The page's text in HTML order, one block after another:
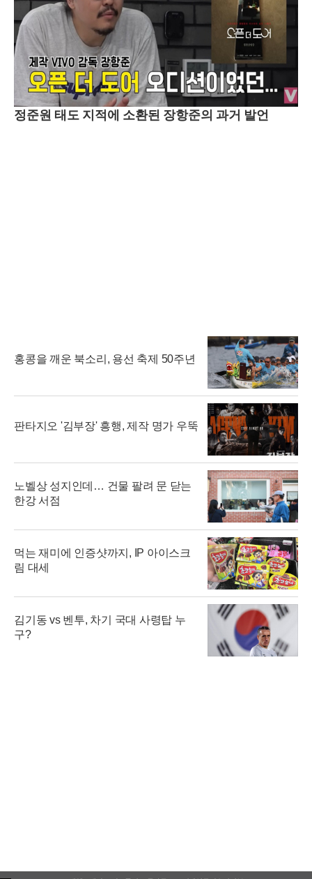
정준원 태도 지적에 소환된 장항준의 과거 발언
홍콩을 깨운 북소리, 용선 축제 50주년
판타지오 '김부장' 흥행, 제작 명가 우뚝
노벨상 성지인데… 건물 팔려 문 닫는
한강 서점
먹는 재미에 인증샷까지, IP 아이스크
림 대세
김기동 vs 벤투, 차기 국대 사령탑 누
구?